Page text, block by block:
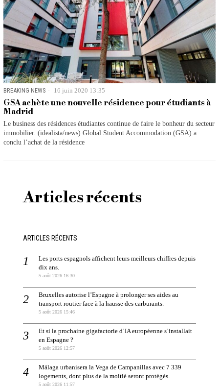
BREAKING NEWS 16 juin 2020 13:35
GSA achète une nouvelle résidence pour étudiants à
Madrid
Le business des résidences étudiantes continue de faire le bonheur du secteur
immobilier. (idealista/news) Global Student Accommodation (GSA) a
conclu l’achat de la résidence
Articles récents
ARTICLES RÉCENTS
Les ports espagnols affichent leurs meilleurs chiffres depuis
dix ans.
5 août 2026 16:30
Bruxelles autorise l’Espagne à prolonger ses aides au
transport routier face à la hausse des carburants.
5 août 2026 15:46
Et si la prochaine gigafactorie d’IA européenne s’installait
en Espagne ?
5 août 2026 12:57
Málaga urbanisera la Vega de Campanillas avec 7 339
logements, dont plus de la moitié seront protégés.
5 août 2026 11:57